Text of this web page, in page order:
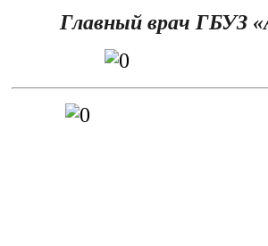
Главный врач ГБУЗ